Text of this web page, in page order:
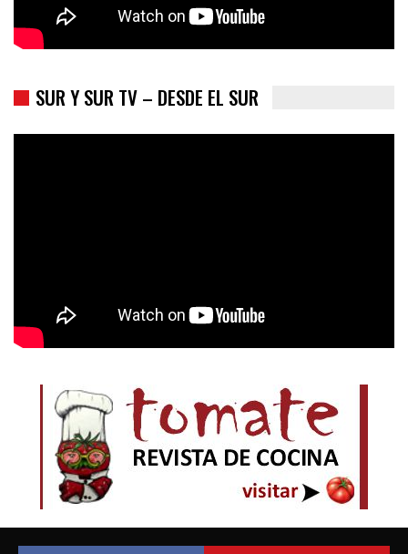
SUR Y SUR TV – DESDE EL SUR